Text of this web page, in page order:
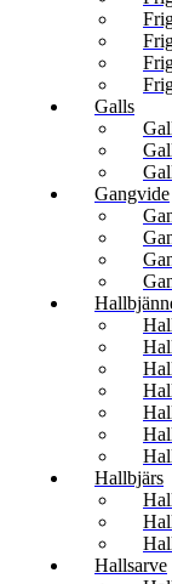
Galls
Gangvide
Hallbjärs
Hallsarve